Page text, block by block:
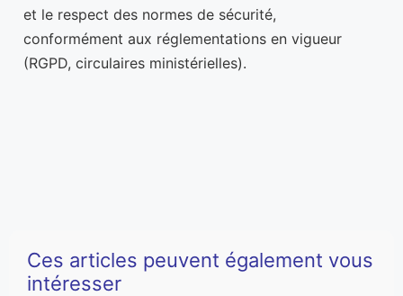
et le respect des normes de sécurité,
conformément aux réglementations en vigueur
(RGPD, circulaires ministérielles).
Ces articles peuvent également vous
intéresser